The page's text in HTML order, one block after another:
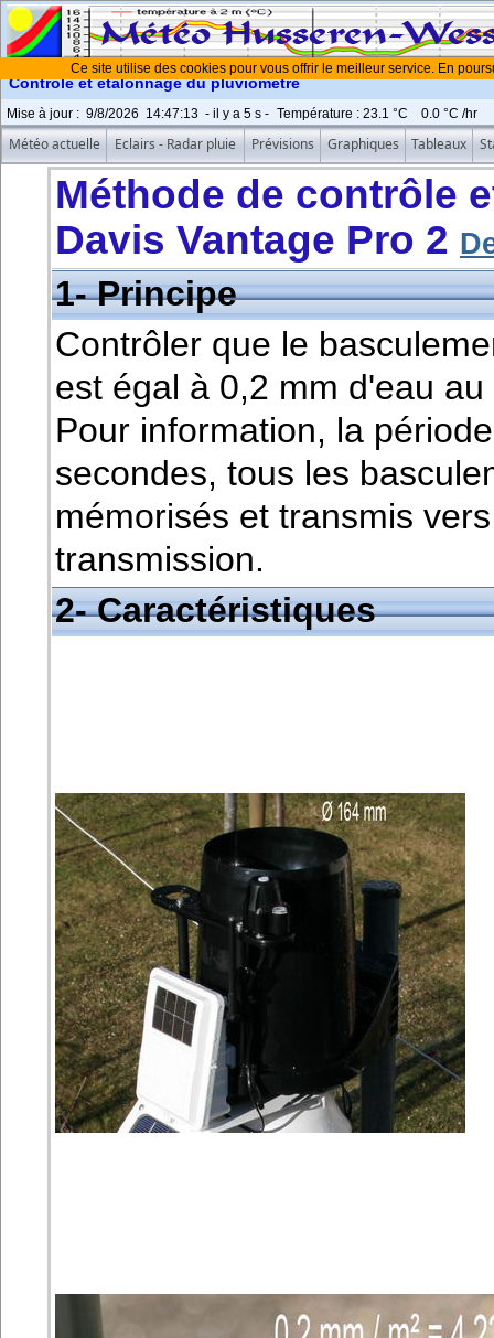
Contrôle et étalonnage du pluviomètre
Mise à jour :9/8/2026 14:47:13 - il y a6 s - Température :23.1 °C 0.0 °C /hr
Météo actuelle Eclairs - Radar pluie Prévisions Graphiques Tableaux
Méthode de contrôle
Davis Vantage Pro 2
1- Principe
Contrôler que le
est égal à 0,2 mm d'eau au
Pour information, la
secondes, tous les
mémorisés et transmis
transmission.
2- Caractéristiques
Ce site utilise des cookies pour vous offrir le meilleur service. En